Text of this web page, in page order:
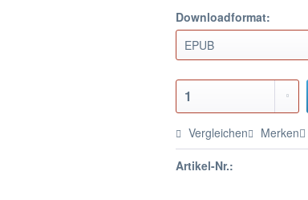
Downloadformat:
Vergleichen Merken
Artikel-Nr.: